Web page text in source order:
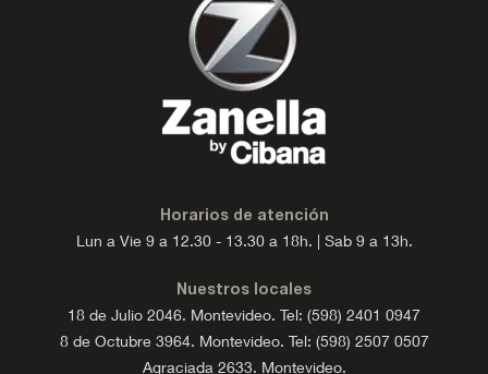
Horarios de atención
Lun a Vie 9 a 12.30 - 13.30 a 18h. | Sab 9 a 13h.
Nuestros locales
18 de Julio 2046. Montevideo. Tel: (598) 2401 0947
8 de Octubre 3964. Montevideo. Tel: (598) 2507 0507
Agraciada 2633. Montevideo.